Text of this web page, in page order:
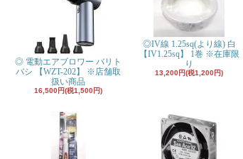
◎ 電動エアブロワー バリト
バシ 【WZT-202】 ※店舗取
扱い商品
16,500円(税1,500円)
◎IV線 1.25sq(より線) 白
【IV1.25sq】 1巻 ※在庫限
り
13,200円(税1,200円)